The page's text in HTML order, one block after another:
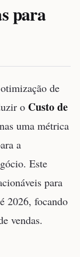
para
de
o Custo de
uma métrica
a
Este
para
2026, focando
vendas.